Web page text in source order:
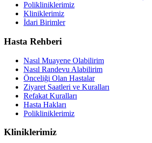
Polikliniklerimiz
Kliniklerimiz
İdari Birimler
Hasta Rehberi
Nasıl Muayene Olabilirim
Nasıl Randevu Alabilirim
Önceliği Olan Hastalar
Ziyaret Saatleri ve Kuralları
Refakat Kuralları
Hasta Hakları
Polikliniklerimiz
Kliniklerimiz